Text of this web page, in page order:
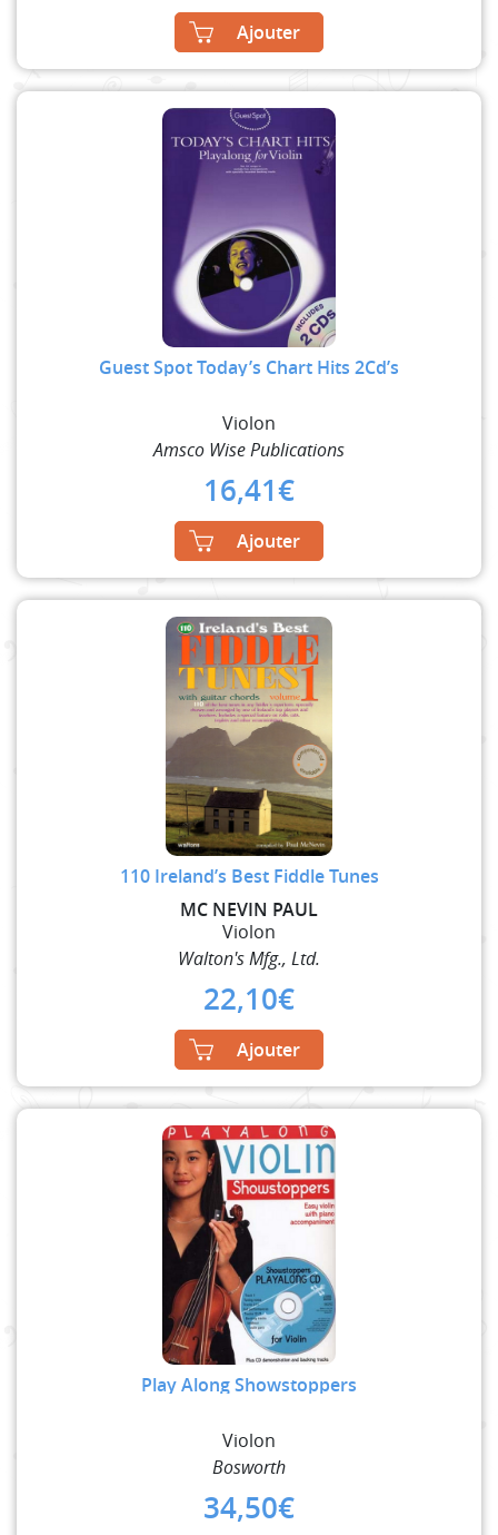
Ajouter
Guest Spot Today’s Chart Hits 2Cd’s
Violon
Amsco Wise Publications
16,41€
Ajouter
110 Ireland’s Best Fiddle Tunes
MC NEVIN PAUL
Violon
Walton's Mfg., Ltd.
22,10€
Ajouter
Play Along Showstoppers
Violon
Bosworth
34,50€